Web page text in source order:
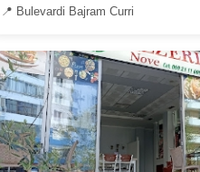
📍 Bulevardi Bajram Curri